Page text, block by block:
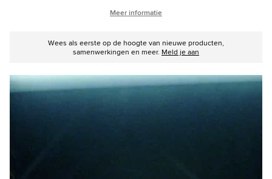
Meer informatie
Wees als eerste op de hoogte van nieuwe producten,
samenwerkingen en meer. Meld je aan